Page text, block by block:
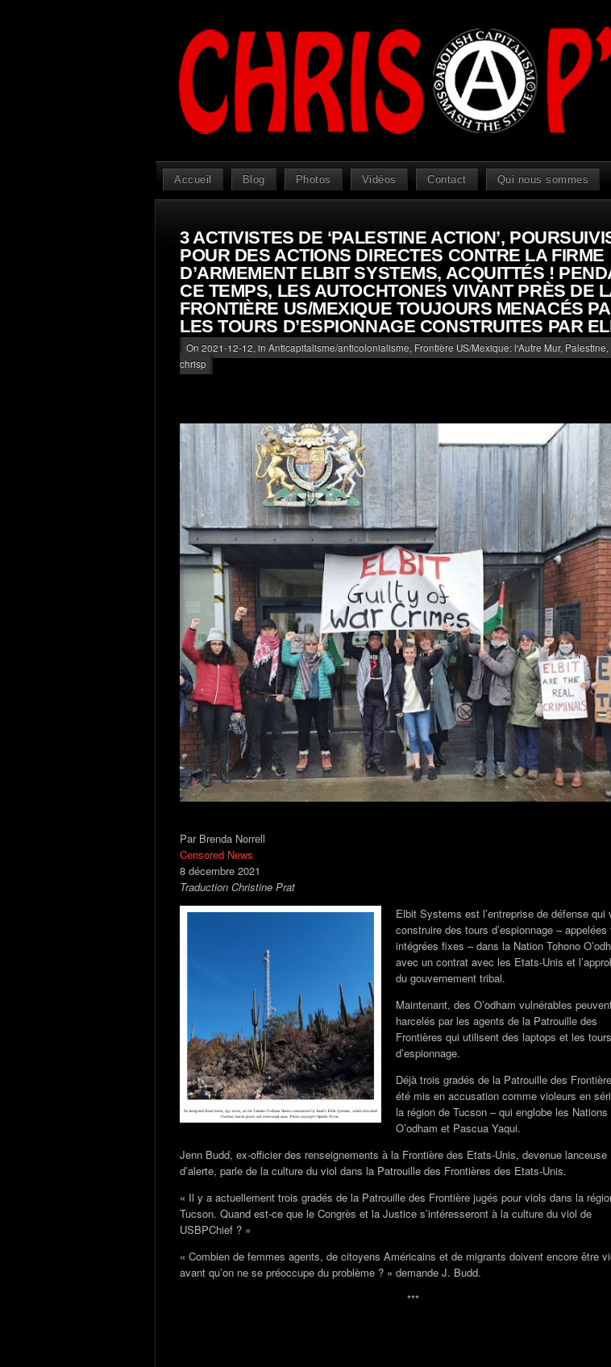
Accueil Blog Photos Vidéos Contact Qui nous sommes
3 ACTIVISTES DE ‘PALESTINE ACTION’,
POUR DES ACTIONS DIRECTES CONTRE LA FIRME
D’ARMEMENT ELBIT SYSTEMS, ACQUITTÉS !
CE TEMPS, LES AUTOCHTONES VIVANT PRÈS DE
FRONTIÈRE US/MEXIQUE TOUJOURS MENACÉS
LES TOURS D’ESPIONNAGE CONSTRUITES PAR
On 2021-12-12, in Anticapitalisme/anticolonialisme Frontière US/Mexique: l'Autre Mur, Palestine
chrisp
Par Brenda Norrell
Censored News
8 décembre 2021
Traduction Christine Prat
Elbit Systems est l’entreprise de défense qui
construire des tours d’espionnage – appelées
intégrées fixes – dans la Nation Tohono
avec un contrat avec les Etats-Unis et
du gouvernement tribal.
Maintenant, des O’odham vulnérables
harcelés par les agents de la Patrouille des
Frontières qui utilisent des laptops et les tours
d’espionnage.
Déjà trois gradés de la Patrouille des
été mis en accusation comme violeurs en
la région de Tucson – qui englobe les Nations
O’odham et Pascua Yaqui.
Jenn Budd, ex-officier des renseignements à la Frontière des Etats-Unis, devenue lanceuse
d’alerte, parle de la culture du viol dans la Patrouille des Frontières des Etats-Unis.
« Il y a actuellement trois gradés de la Patrouille des Frontière jugés pour viols dans la
Tucson. Quand est-ce que le Congrès et la Justice s’intéresseront à la culture du viol de
USBPChief ? »
« Combien de femmes agents, de citoyens Américains et de migrants doivent encore être
avant qu’on ne se préoccupe du problème ? » demande J. Budd.
***